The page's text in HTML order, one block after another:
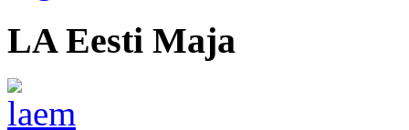
LA Eesti Maja